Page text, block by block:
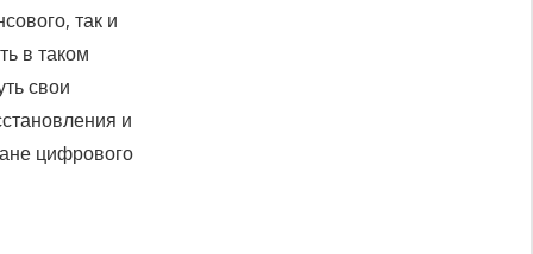
так и
в таком
свои
и
цифрового